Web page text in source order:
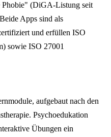
Phobie" (DiGA-Listung seit
Apps sind als
und erfüllen ISO
sowie ISO 27001
aufgebaut nach den
Psychoedukation
Übungen ein